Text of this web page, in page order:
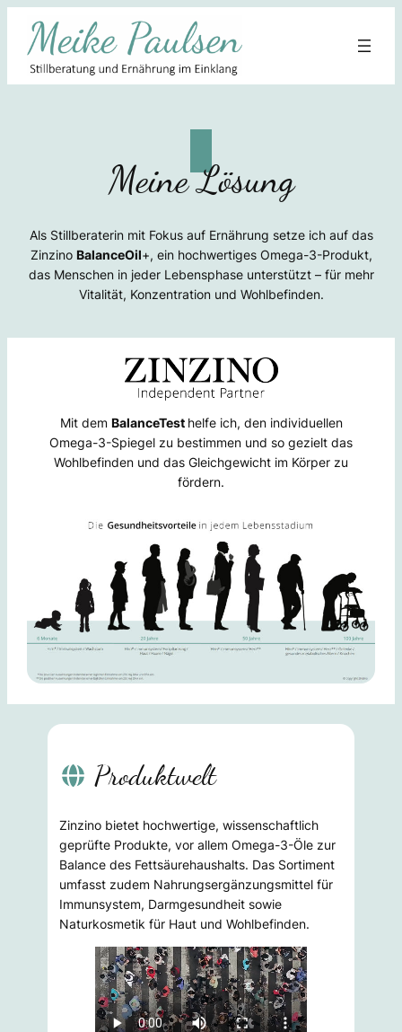
Inhalt
springen
Meine Lösung
Als Stillberaterin mit Fokus auf Ernährung setze ich auf das
Zinzino BalanceOil+, ein hochwertiges Omega-3-Produkt,
das Menschen in jeder Lebensphase unterstützt – für mehr
Vitalität, Konzentration und Wohlbefinden.
Mit dem BalanceTest helfe ich, den individuellen
Omega-3-Spiegel zu bestimmen und so gezielt das
Wohlbefinden und das Gleichgewicht im Körper zu
fördern.
Produktwelt
Zinzino bietet hochwertige, wissenschaftlich
geprüfte Produkte, vor allem Omega-3-Öle zur
Balance des Fettsäurehaushalts. Das Sortiment
umfasst zudem Nahrungsergänzungsmittel für
Immunsystem, Darmgesundheit sowie
Naturkosmetik für Haut und Wohlbefinden.